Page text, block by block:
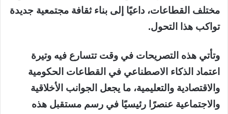
مختلف القطاعات، داعيًا إلى بناء ثقافة مجتمعية جديدة
تواكب هذا التحول.
وتأتي هذه التصريحات في وقت تتسارع فيه وتيرة
اعتماد الذكاء الاصطناعي في القطاعات الحكومية
والاقتصادية والتعليمية، ما يجعل الجوانب الأخلاقية
والاجتماعية عنصرًا رئيسيًا في رسم مستقبل هذه